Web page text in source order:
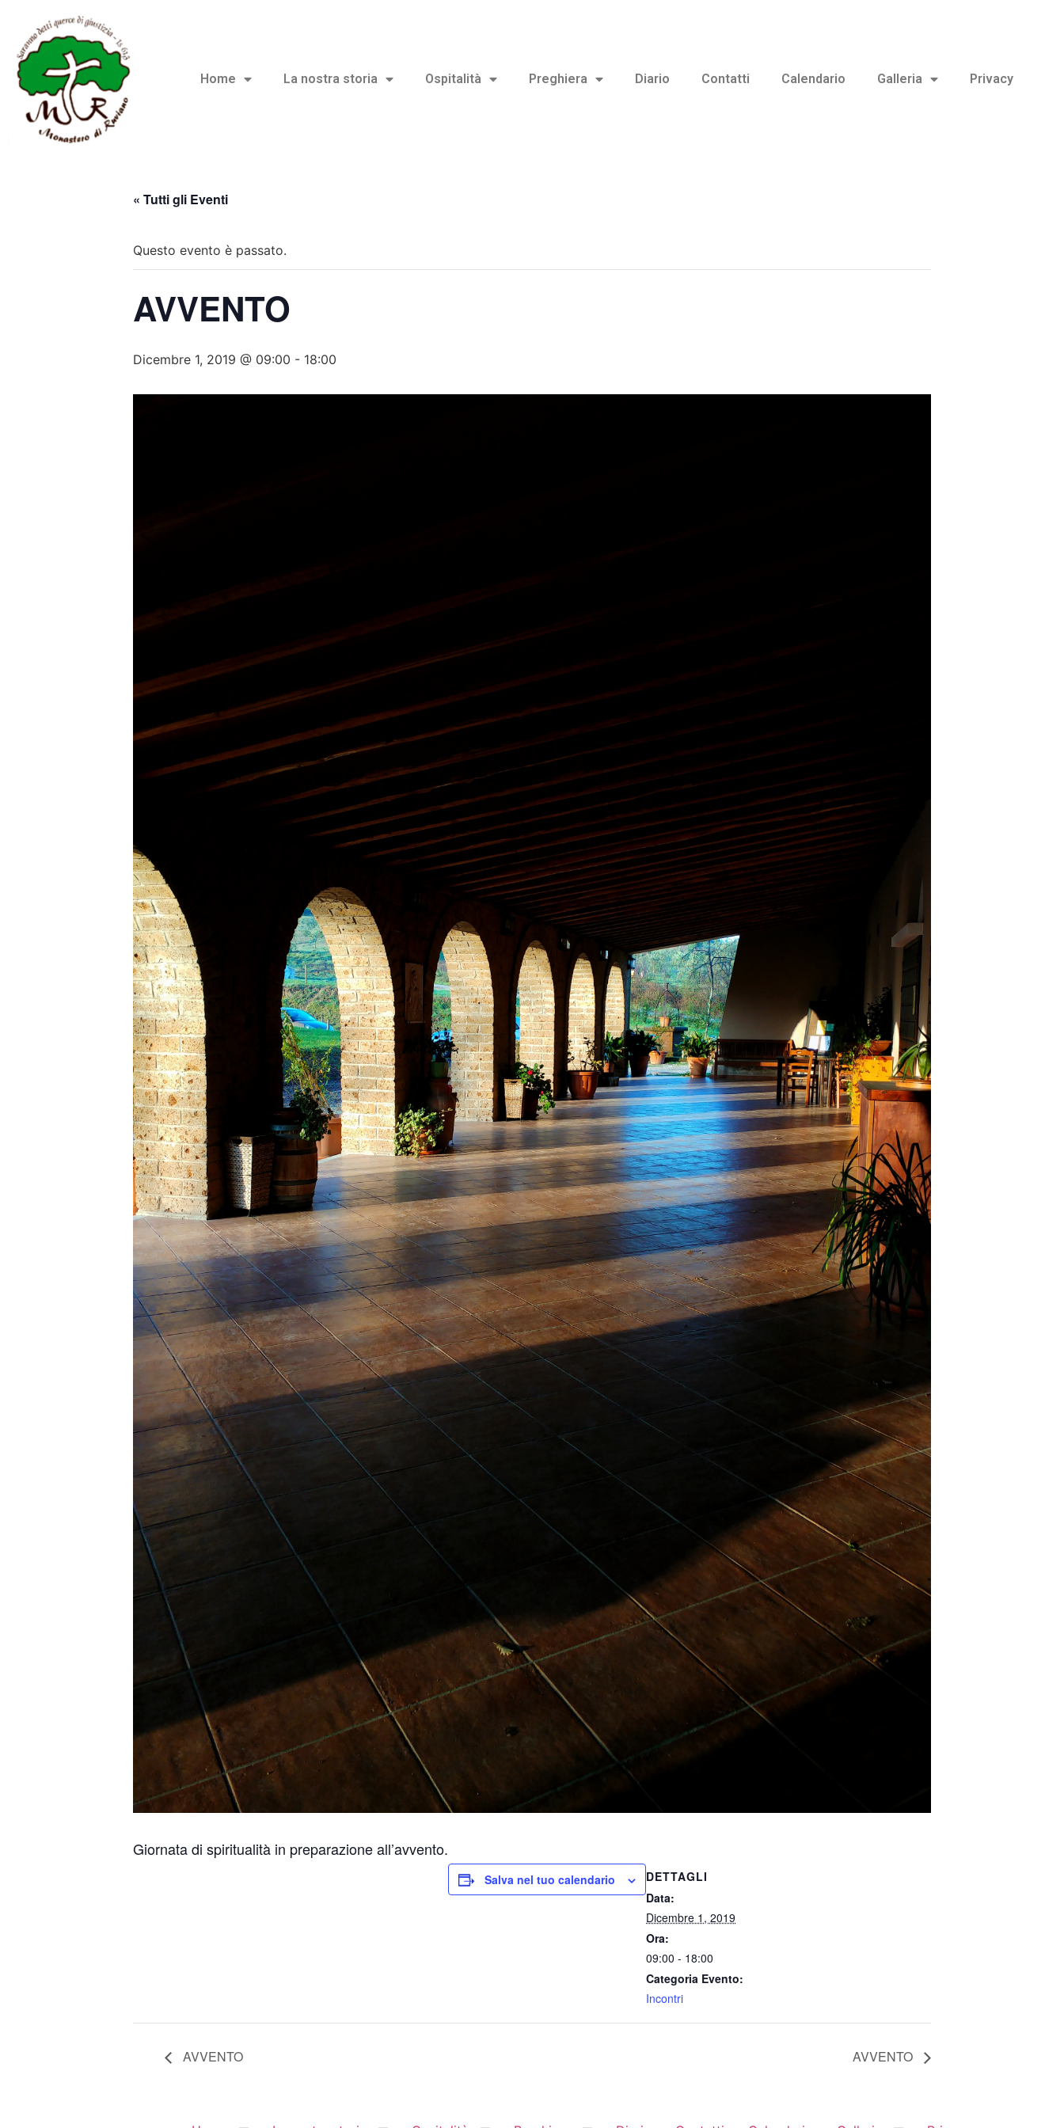
Home La nostra storia Ospitalità Preghiera Diario Contatti Calendario Galleria Privacy
« Tutti gli Eventi
Questo evento è passato.
AVVENTO
Dicembre 1, 2019 @ 09:00 - 18:00
Giornata di spiritualità in preparazione all’avvento.
Salva nel tuo calendario
DETTAGLI
Data:
Dicembre 1, 2019
Ora:
09:00 - 18:00
Categoria Evento:
Incontri
AVVENTO AVVENTO